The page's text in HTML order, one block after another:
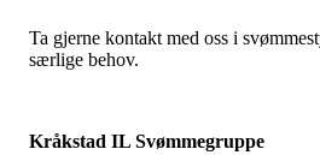
Ta gjerne kontakt med oss i
særlige behov.
Kråkstad IL Svømmegruppe